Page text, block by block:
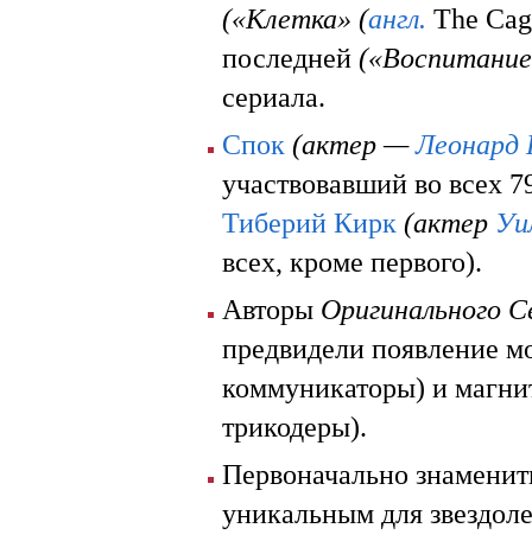
(«Клетка» (англ. The
последней («Воспитание
сериала.
Спок (актер —Леонард
участвовавший во всех
Тиберий Кирк (актер
всех, кроме первого).
Авторы Оригинального
предвидели появление
коммуникаторы) и
трикодеры).
Первоначально
уникальным для